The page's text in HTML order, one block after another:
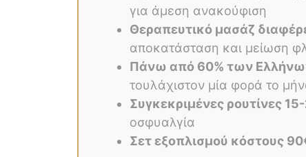
για άμεση ανακούφιση
Θεραπευτικό μασάζ
αποκατάσταση και μείωση
Πάνω από 60% των
τουλάχιστον μία φορά το
Συγκεκριμένες ρουτίνες
οσφυαλγία
Σετ εξοπλισμού κόστους